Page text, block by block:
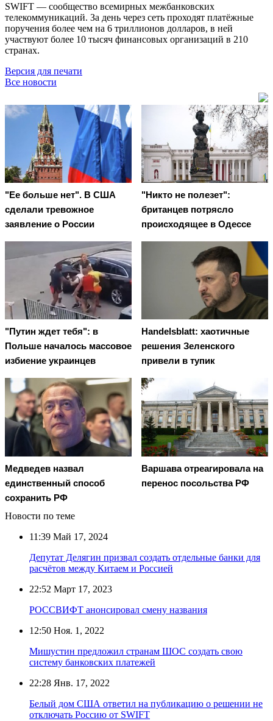
SWIFT — сообщество всемирных межбанковских
телекоммуникаций. За день через сеть проходят платёжные
поручения более чем на 6 триллионов долларов, в ней
участвуют более 10 тысяч финансовых организаций в 210
странах.
Версия для печати
Все новости
"Ее больше нет". В США
сделали тревожное
заявление о России
"Никто не полезет":
британцев потрясло
происходящее в Одессе
"Путин ждет тебя": в
Польше началось массовое
избиение украинцев
Handelsblatt: хаотичные
решения Зеленского
привели в тупик
Медведев назвал
единственный способ
сохранить РФ
Варшава отреагировала на
перенос посольства РФ
Новости по теме
11:39 Май 17, 2024
Депутат Делягин призвал создать отдельные банки для
расчётов между Китаем и Россией
22:52 Март 17, 2023
РОССВИФТ анонсировал смену названия
12:50 Ноя. 1, 2022
Мишустин предложил странам ШОС создать свою
систему банковских платежей
22:28 Янв. 17, 2022
Белый дом США ответил на публикацию о решении не
отключать Россию от SWIFT